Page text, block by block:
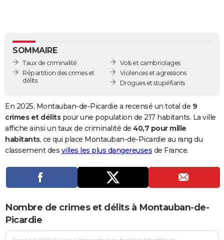
BONS PLANS
CARTE DE VOEUX
Dictionnaire
Biographies
Citations
Expressions
Proverbes
PROGRAMME TV
S'inscrire
Se connecter
Lycées
Collèges
Primaires
Universités
Entreprises
Service militaire
Avis de recherche
AVIS DE DÉCÈS
SOMMAIRE
Taux de criminalité
Répartition des crimes et
délits
Vols et cambriolages
Violences et agressions
Drogues et stupéfiants
En 2025, Montauban-de-Picardie a recensé un total de 9
crimes et délitspour une population de 217 habitants. La ville
affiche ainsi un taux de criminalité de 40,7 pour mille
habitants, ce qui place Montauban-de-Picardie au rang du
classement des villes les plus dangereuses de France.
Nombre de crimes et délits à Montauban-de-
Picardie